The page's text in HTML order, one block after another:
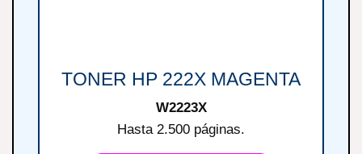
TONER HP 222X MAGENTA
W2223X
Hasta 2.500 páginas.